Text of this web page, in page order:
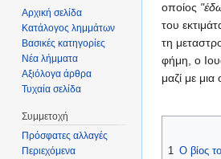
οποίος
του
τη
φήμη, ο
μαζί με
1 Ο βίος
Αρχική σελίδα
Κατάλογος λημμάτων
Βασικές κατηγορίες
Νέα λήμματα
Αξιόλογα άρθρα
Τυχαία σελίδα
Συμμετοχή
Πρόσφατες αλλαγές
Περιεχόμενα